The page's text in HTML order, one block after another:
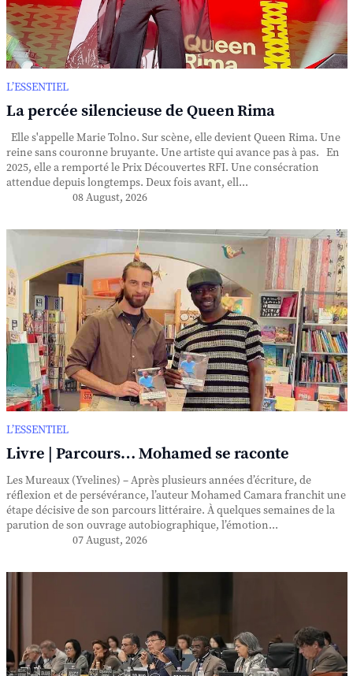
L’ESSENTIEL
La percée silencieuse de Queen Rima
Elle s'appelle Marie Tolno. Sur scène, elle devient Queen Rima. Une
reine sans couronne bruyante. Une artiste qui avance pas à pas. En
2025, elle a remporté le Prix Découvertes RFI. Une consécration
attendue depuis longtemps. Deux fois avant, ell...
08 August, 2026
L’ESSENTIEL
Livre | Parcours… Mohamed se raconte
Les Mureaux (Yvelines) – Après plusieurs années d’écriture, de
réflexion et de persévérance, l’auteur Mohamed Camara franchit une
étape décisive de son parcours littéraire. À quelques semaines de la
parution de son ouvrage autobiographique, l’émotion...
07 August, 2026